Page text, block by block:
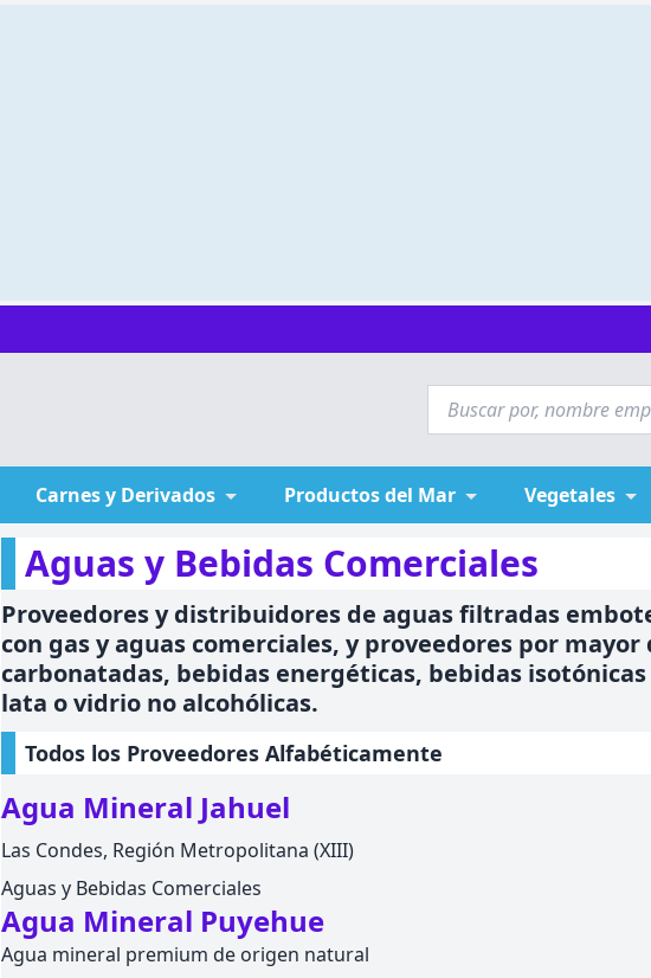
Carnes y Derivados Productos del Mar Vegetales
Aguas y Bebidas Comerciales
Proveedores y distribuidores de aguas filtradas
con gas y aguas comerciales, y proveedores por mayor
carbonatadas, bebidas energéticas, bebidas
lata o vidrio no alcohólicas.
Todos los Proveedores Alfabéticamente
Agua Mineral Jahuel
Las Condes, Región Metropolitana (XIII)
Aguas y Bebidas Comerciales
Agua Mineral Puyehue
Agua mineral premium de origen natural